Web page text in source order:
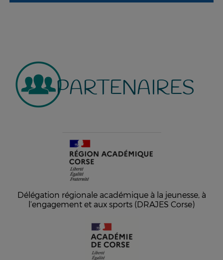
PARTENAIRES
Délégation régionale académique à la jeunesse, à
l’engagement et aux sports (DRAJES Corse)